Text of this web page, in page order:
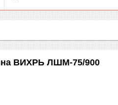
ВИХРЬ ЛШМ-75/900